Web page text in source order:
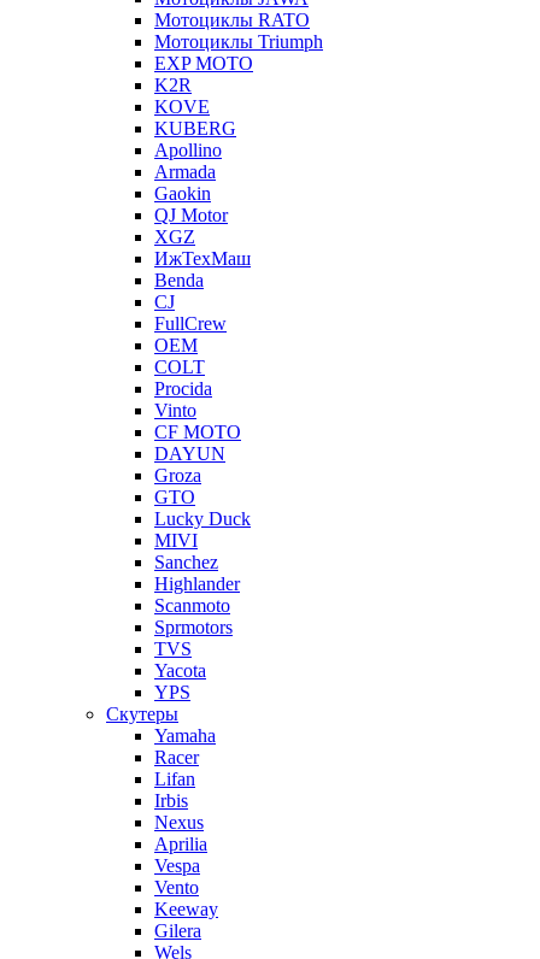
Мотоциклы RATO
Мотоциклы Triumph
EXP MOTO
K2R
KOVE
KUBERG
Apollino
Armada
Gaokin
QJ Motor
XGZ
ИжТехМаш
Benda
CJ
FullCrew
OEM
COLT
Procida
Vinto
CF MOTO
DAYUN
Groza
GTO
Lucky Duck
MIVI
Sanchez
Highlander
Scanmoto
Sprmotors
TVS
Yacota
YPS
Скутеры
Yamaha
Racer
Lifan
Irbis
Nexus
Aprilia
Vespa
Vento
Keeway
Gilera
Wels